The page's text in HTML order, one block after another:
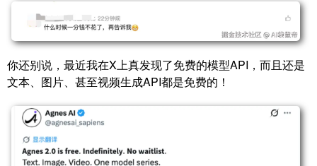
你还别说，最近我在X上真发现了免费的模型API，而且还是
文本、图片、甚至视频生成API都是免费的！